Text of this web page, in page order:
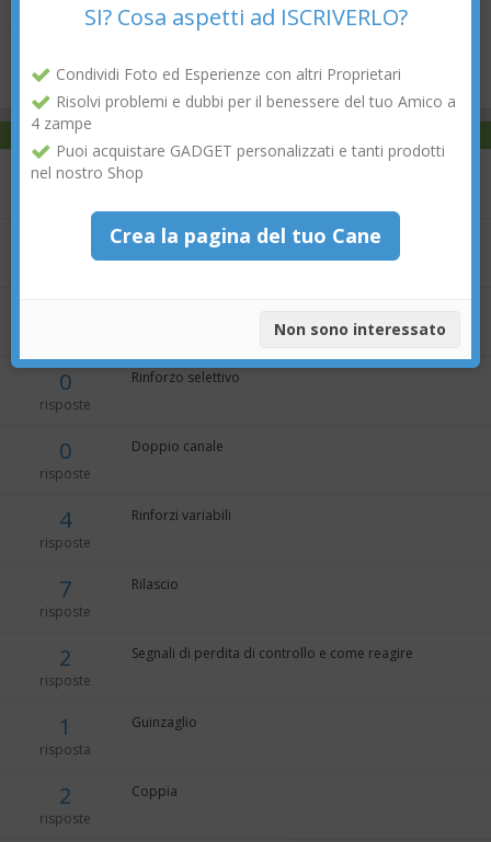
0 Tirare al guinzaglio
Cani Bellissimi
0
risposte
Rinforzo selettivo
0
risposte
Doppio canale
4
risposte
Rinforzi variabili
7
risposte
Rilascio
2
risposte
Segnali di perdita di controllo e come reagire
1
risposta
Guinzaglio
2
risposte
Coppia
SI? Cosa aspetti ad ISCRIVERLO?
Condividi Foto ed Esperienze con altri Proprietari
Risolvi problemi e dubbi per il benessere del tuo Amico a
4 zampe
Puoi acquistare GADGET personalizzati e tanti prodotti
nel nostro Shop
Crea la pagina del tuo Cane
Non sono interessato